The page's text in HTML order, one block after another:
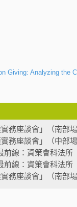
Giving: Analyzing the
務座談會」（南部場
務座談會」（中部場
前線：資策會科法
前線：資策會科法
務座談會」（南部場